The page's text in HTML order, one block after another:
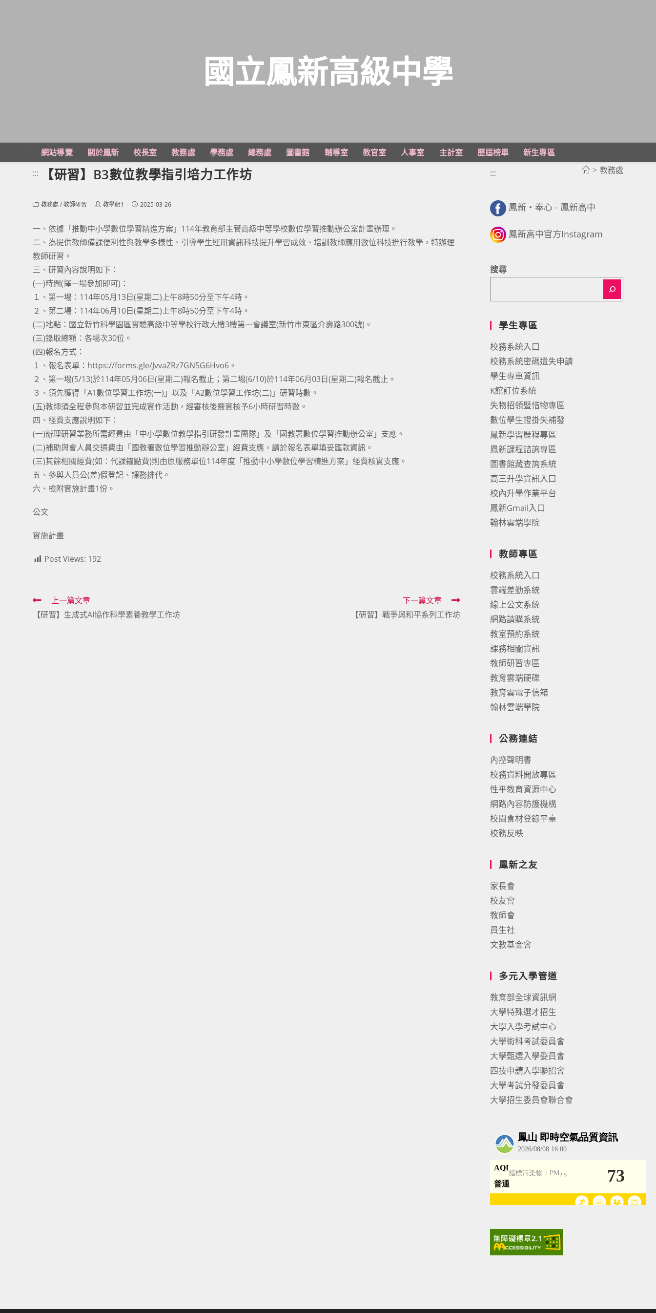
主
國立鳳新高級中學
網站導覽 關於鳳新 校長室 教務處 學務處 總務處 圖書館 輔導室 教官室 人事室 主計室 歷屆榜單
新生專區
> 教務處
::: 【研習】B3數位教學指引培力工作坊
Post教務處 /教師研習
Post教學組1
Post2025-03-26
一、依據「推動中小學數位學習精進方案」114年教育部主管高級中等學校數位學習推動辦公室計畫辦理。
二、為提供教師備課便利性與教學多樣性、引導學生運用資訊科技提升學習成效、培訓教師應用數位科技進行教學，特辦理
教師研習。
三、研習內容說明如下：
(一)時間(擇一場參加即可)：
１、第一場：114年05月13日(星期二)上午8時50分至下午4時。
２、第二場：114年06月10日(星期二)上午8時50分至下午4時。
(二)地點：國立新竹科學園區實驗高級中等學校行政大樓3樓第一會議室(新竹市東區介壽路300號)。
(三)錄取總額：各場次30位。
(四)報名方式：
１、報名表單：https://forms.gle/JvvaZRz7GN5G6Hvo6。
２、第一場(5/13)於114年05月06日(星期二)報名截止；第二場(6/10)於114年06月03日(星期二)報名截止。
３、須先獲得「A1數位學習工作坊(一)」以及「A2數位學習工作坊(二)」研習時數。
(五)教師須全程參與本研習並完成實作活動，經審核後覈實核予6小時研習時數。
四、經費支應說明如下：
(一)辦理研習業務所需經費由「中小學數位教學指引研發計畫團隊」及「國教署數位學習推動辦公室」支應。
(二)補助與會人員交通費由「國教署數位學習推動辦公室」經費支應，請於報名表單填妥匯款資訊。
(三)其餘相關經費(如：代課鐘點費)則由原服務單位114年度「推動中小學數位學習精進方案」經費核實支應。
五、參與人員公(差)假登記、課務排代。
六、檢附實施計畫1份。
公文
實施計畫
Post Views: 192
Read
more
上一篇文章
【研習】生成式AI協作科學素養教學工作坊
下一篇文章
【研習】戰爭與和平系列工作坊
:::
鳳新・奉心 - 鳳新高中
鳳新高中官方Instagram
搜尋
學生專區
校務系統入口
校務系統密碼遺失申請
學生專車資訊
K館訂位系統
失物招領暨惜物專區
數位學生證掛失補發
鳳新學習歷程專區
鳳新課程諮詢專區
圖書館藏查詢系統
高三升學資訊入口
校內升學作業平台
鳳新Gmail入口
翰林雲端學院
教師專區
校務系統入口
雲端差勤系統
線上公文系統
網路請購系統
教室預約系統
課務相關資訊
教師研習專區
教育雲端硬碟
教育雲電子信箱
翰林雲端學院
公務連結
內控聲明書
校務資料開放專區
性平教育資源中心
網路內容防護機構
校園食材登錄平臺
校務反映
鳳新之友
家長會
校友會
教師會
員生社
文教基金會
多元入學管道
教育部全球資訊網
大學特殊選才招生
大學入學考試中心
大學術科考試委員會
大學甄選入學委員會
四技申請入學聯招會
大學考試分發委員會
大學招生委員會聯合會